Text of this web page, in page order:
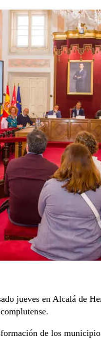
jueves en Alcalá de
de los